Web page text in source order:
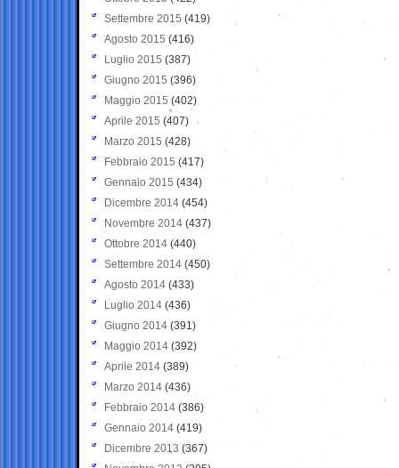
Settembre 2015 (419)
Agosto 2015 (416)
Luglio 2015 (387)
Giugno 2015 (396)
Maggio 2015 (402)
Aprile 2015 (407)
Marzo 2015 (428)
Febbraio 2015 (417)
Gennaio 2015 (434)
Dicembre 2014 (454)
Novembre 2014 (437)
Ottobre 2014 (440)
Settembre 2014 (450)
Agosto 2014 (433)
Luglio 2014 (436)
Giugno 2014 (391)
Maggio 2014 (392)
Aprile 2014 (389)
Marzo 2014 (436)
Febbraio 2014 (386)
Gennaio 2014 (419)
Dicembre 2013 (367)